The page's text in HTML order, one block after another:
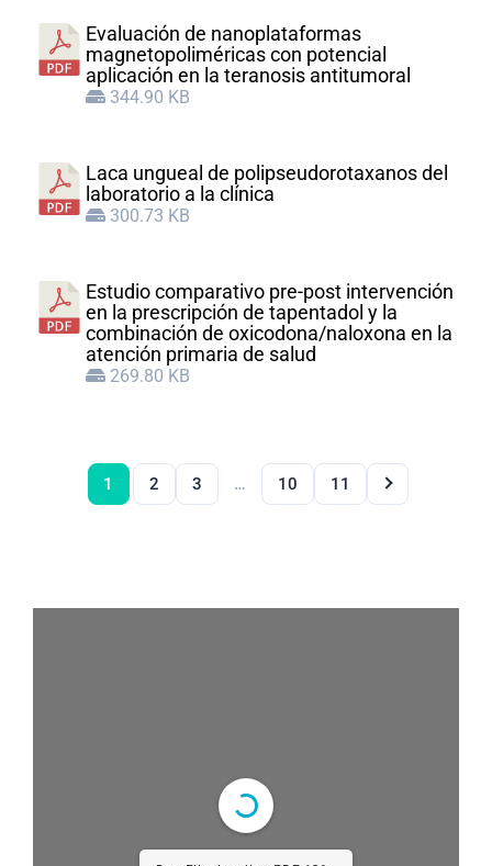
Evaluación de nanoplataformas
magnetopoliméricas con potencial
aplicación en la teranosis antitumoral
344.90 KB
Laca ungueal de polipseudorotaxanos del
laboratorio a la clínica
300.73 KB
Estudio comparativo pre-post intervención
en la prescripción de tapentadol y la
combinación de oxicodona/naloxona en la
atención primaria de salud
269.80 KB
1 2 3 … 10 11